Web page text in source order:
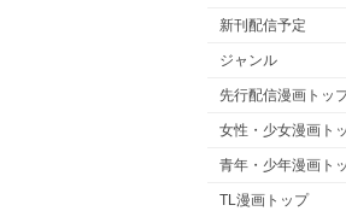
新刊配信予定
ジャンル
先行配信漫画トッ
女性・少女漫画ト
青年・少年漫画ト
TL漫画トップ